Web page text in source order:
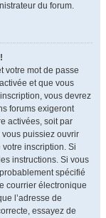
du forum.
votre mot de passe
et que vous
vous devrez
forums exigeront
activées, soit par
puissiez ouvrir
inscription. Si
instructions. Si vous
spécifié
courrier électronique
l’adresse de
essayez de